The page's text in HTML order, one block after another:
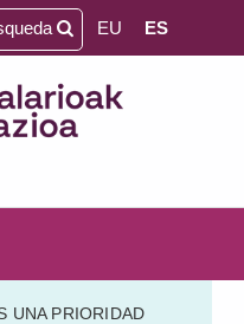
SALUD MENTAL | DISCAPACIDAD INTELECTUAL | NEURORREHABILITACIÓN Y DAÑO CEREBRAL | PERSONA MAYOR
EU ES
UNA PRIORIDAD